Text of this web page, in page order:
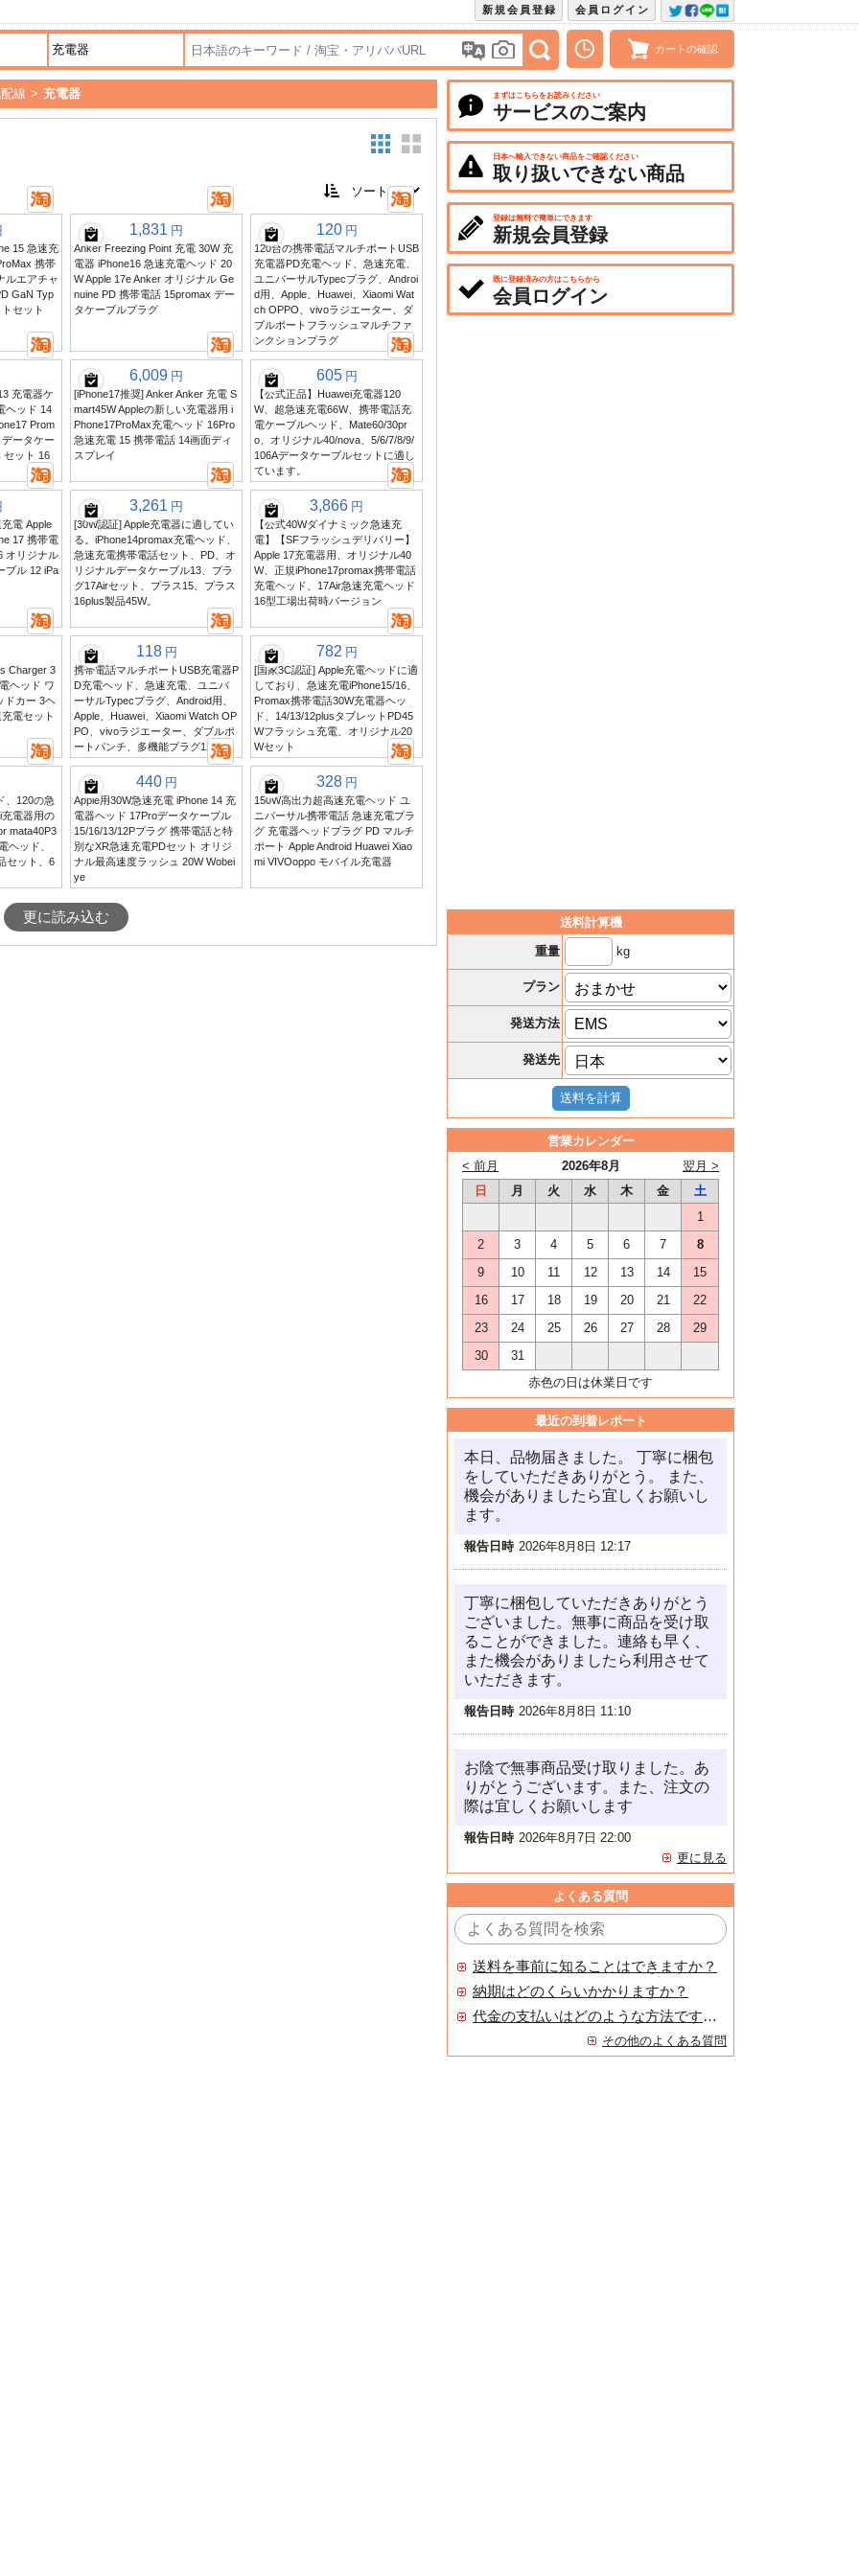
会員ログイン
新規会員登録
カートの確認
線 > 充電器
15 急速充
携帯
ルエアチャ
GaN Typ
セット
1,831 円
Anker Freezing Point 充電 30W 充
電器 iPhone16 急速充電ヘッド 20
W Apple 17e Anker オリジナル Ge
nuine PD 携帯電話 15promax デー
タケーブルプラグ
120 円
120台の携帯電話マルチポートUSB
充電器PD充電ヘッド、急速充電、
ユニバーサルTypecプラグ、Androi
d用、Apple、Huawei、Xiaomi Wat
ch OPPO、vivoラジエーター、ダ
ブルポートフラッシュマルチファ
ンクションプラグ
充電器ケ
ヘッド 14
Prom
ータケー
セット 16
6,009 円
[iPhone17推奨] Anker Anker 充電 S
mart45W Appleの新しい充電器用 i
Phone17ProMax充電ヘッド 16Pro
急速充電 15 携帯電話 14画面ディ
スプレイ
605 円
【公式正品】Huawei充電器120
W、超急速充電66W、携帯電話充
電ケーブルヘッド、Mate60/30pr
o、オリジナル40/nova、5/6/7/8/9/
106Aデータケーブルセットに適し
ています。
充電 Apple
17 携帯電
オリジナル
ブル 12 iPa
3,261 円
[30W認証] Apple充電器に適してい
る。iPhone14promax充電ヘッド、
急速充電携帯電話セット、PD、オ
リジナルデータケーブル13、プラ
グ17Airセット、プラス15、プラス
16plus製品45W。
3,866 円
【公式40Wダイナミック急速充
電】【SFフラッシュデリバリー】
Apple 17充電器用、オリジナル40
W、正規iPhone17promax携帯電話
充電ヘッド、17Air急速充電ヘッド
16型工場出荷時バージョン
Charger 3
ヘッド ワ
ドカー 3ヘ
電セット
118 円
携帯電話マルチポートUSB充電器P
D充電ヘッド、急速充電、ユニバ
ーサルTypecプラグ、Android用、
Apple、Huawei、Xiaomi Watch OP
PO、vivoラジエーター、ダブルポ
ートパンチ、多機能プラグ120
782 円
[国家3C認証] Apple充電ヘッドに適
しており、急速充電iPhone15/16、
Promax携帯電話30W充電器ヘッ
ド、14/13/12plusタブレットPD45
Wフラッシュ充電、オリジナル20
Wセット
、120の急
電器用の
mata40P3
ヘッド、
セット、6
440 円
Apple用30W急速充電 iPhone 14 充
電器ヘッド 17Proデータケーブル
15/16/13/12Pプラグ 携帯電話と特
別なXR急速充電PDセット オリジ
ナル最高速度ラッシュ 20W Wobei
ye
328 円
150W高出力超高速充電ヘッド ユ
ニバーサル携帯電話 急速充電プラ
グ 充電器ヘッドプラグ PD マルチ
ポート Apple Android Huawei Xiao
mi VIVOoppo モバイル充電器
更に読み込む
まずはこちらをお読みください
サービスのご案内
日本へ輸入できない商品をご確認ください
取り扱いできない商品
登録は無料で簡単にできます
新規会員登録
既に登録済みの方はこちらから
会員ログイン
送料計算機
重量
kg
プラン
発送方法
発送先
営業カレンダー
2026年8月
< 前月
翌月 >
日
月 火 水 木 金
土
1
2
3 4 5 6 7
8
9
10 11 12 13 14
15
16
17 18 19 20 21
22
23
24 25 26 27 28
29
30
31
赤色の日は休業日です
最近の到着レポート
本日、品物届きました。 丁寧に梱包
をしていただきありがとう。 また、
機会がありましたら宜しくお願いし
ます。
報告日時 2026年8月8日 12:17
丁寧に梱包していただきありがとう
ございました。無事に商品を受け取
ることができました。連絡も早く、
また機会がありましたら利用させて
いただきます。
報告日時 2026年8月8日 11:10
お陰で無事商品受け取りました。あ
りがとうございます。また、注文の
際は宜しくお願いします
報告日時 2026年8月7日 22:00
更に見る
よくある質問
送料を事前に知ることはできますか？
納期はどのくらいかかりますか？
代金の支払いはどのような方法ですか？
その他のよくある質問